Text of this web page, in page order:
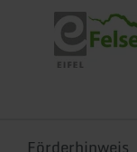
Eifel Tourismus
Tourist-
Förderhinweis